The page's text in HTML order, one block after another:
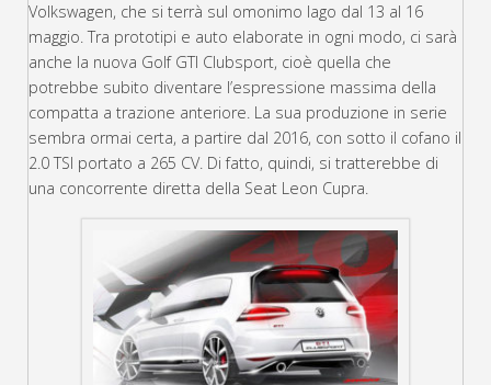
Volkswagen, che si terrà sul omonimo lago dal 13 al 16
maggio. Tra prototipi e auto elaborate in ogni modo, ci sarà
anche la nuova Golf GTI Clubsport, cioè quella che
potrebbe subito diventare l’espressione massima della
compatta a trazione anteriore. La sua produzione in serie
sembra ormai certa, a partire dal 2016, con sotto il cofano il
2.0 TSI portato a 265 CV. Di fatto, quindi, si tratterebbe di
una concorrente diretta della Seat Leon Cupra.